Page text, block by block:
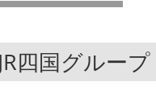
JR四国グループ